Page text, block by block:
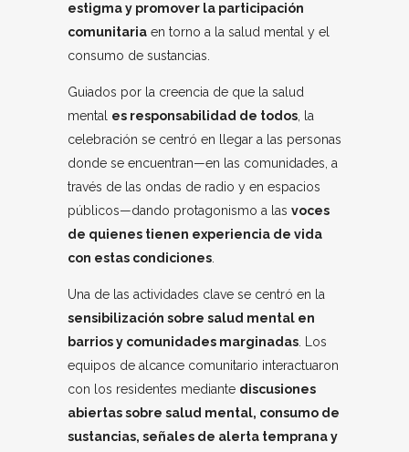
estigma y promover la participación
comunitaria en torno a la salud mental y el
consumo de sustancias.
Guiados por la creencia de que la salud
mental es responsabilidad de todos , la
celebración se centró en llegar a las personas
donde se encuentran—en las comunidades, a
través de las ondas de radio y en espacios
públicos—dando protagonismo a las voces
de quienes tienen experiencia de vida
con estas condiciones
Una de las actividades clave se centró en la
sensibilización sobre salud mental en
barrios y comunidades marginadas . Los
equipos de alcance comunitario interactuaron
con los residentes mediante discusiones
abiertas sobre salud mental, consumo de
sustancias, señales de alerta temprana y